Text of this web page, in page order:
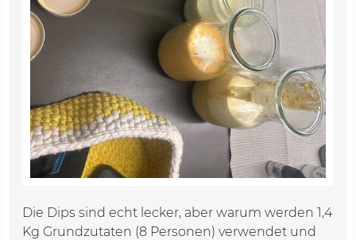
Die Dips sind echt lecker, aber warum werden 1,4
Kg Grundzutaten (8 Personen) verwendet und